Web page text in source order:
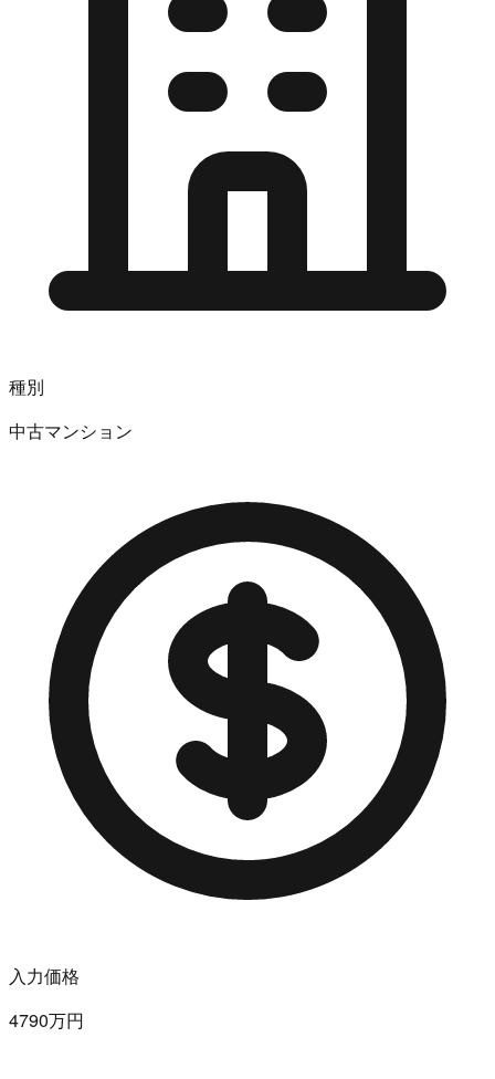
種別
中古マンション
入力価格
4790万円